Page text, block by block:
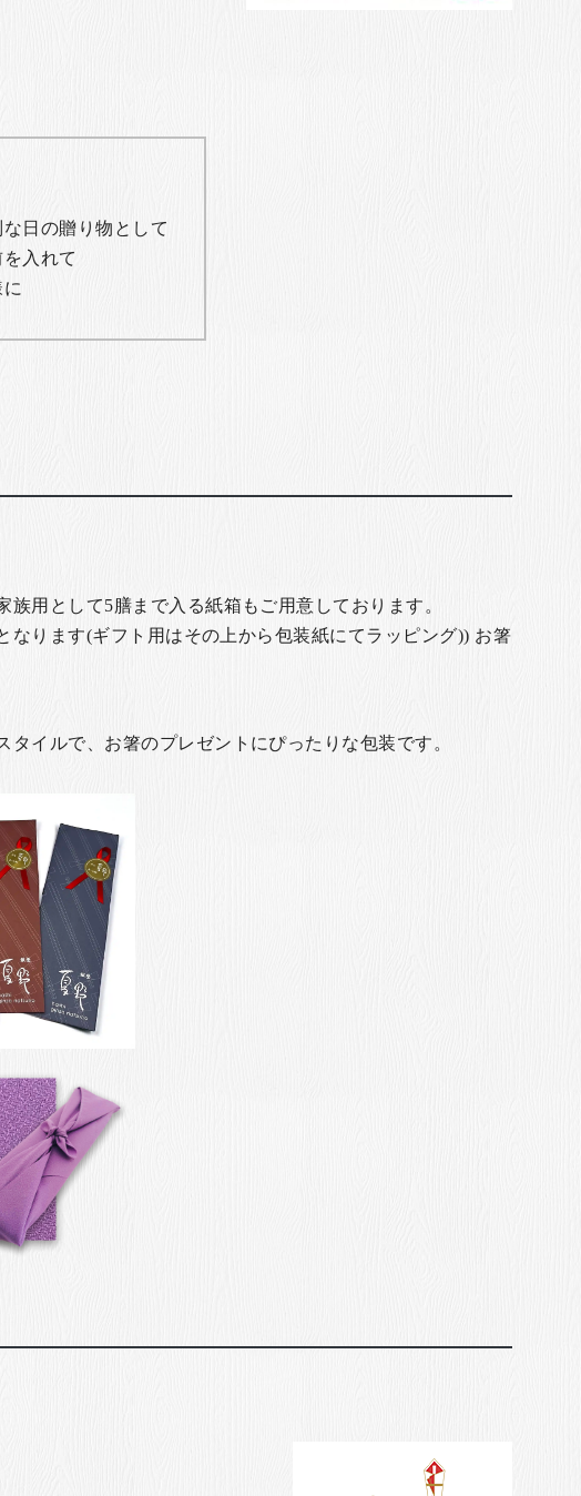
日の贈り物として
入れて
用として5膳まで入る紙箱もご用意しております。
ります(ギフト用はその上から包装紙にてラッピング)) お箸
イルで、お箸のプレゼントにぴったりな包装です。